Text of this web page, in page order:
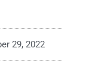
29, 2022